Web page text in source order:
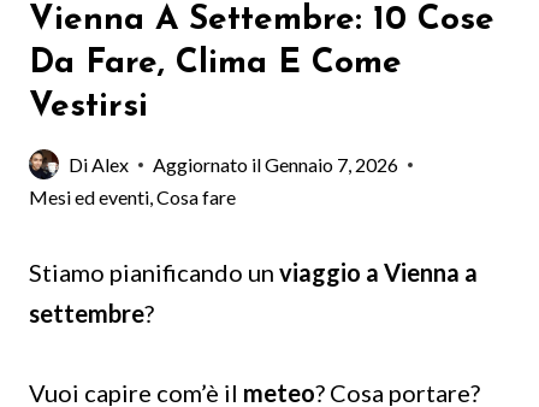
Vienna A Settembre: 10 Cose
Da Fare, Clima E Come
Vestirsi
DiAlex Aggiornato ilGennaio 7, 2026
Mesi ed eventi,Cosa fare
Stiamo pianificando un viaggio a Vienna a
settembre?
Vuoi capire com’è il meteo? Cosa portare?